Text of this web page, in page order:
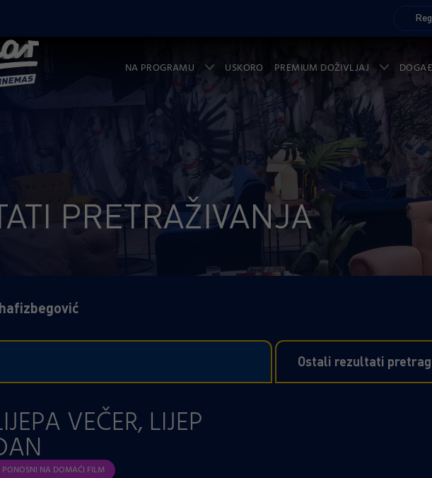
NA PROGRAMU USKORO PREMIUM DOŽIVLJAJ
PRETRAŽIVANJA
Ostali rezultati
VEČER, LIJEP
PONOSNI NA DOMAĆI FILM